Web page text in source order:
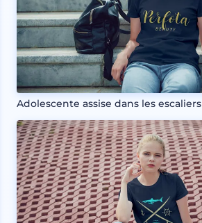
Adolescente assise dans les escaliers